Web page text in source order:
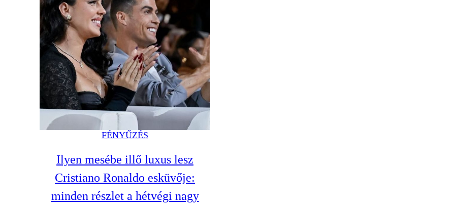
FÉNYŰZÉS
Ilyen mesébe illő luxus lesz
Cristiano Ronaldo esküvője:
minden részlet a hétvégi nagy